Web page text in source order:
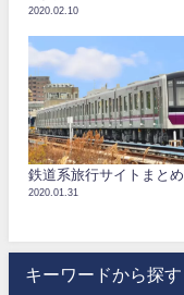
2020.02.10
鉄道系旅行サイトまと
2020.01.31
キーワードから探す